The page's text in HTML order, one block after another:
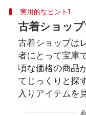
実用的なヒント1
古着ショッ
古着ショップは
者にとって宝庫
頃な価格の商品
てじっくりと探
入りアイテムを